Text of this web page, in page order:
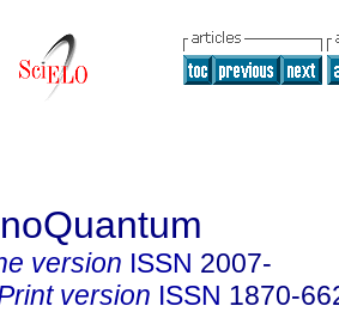
version ISSN 2007-
version ISSN 1870-